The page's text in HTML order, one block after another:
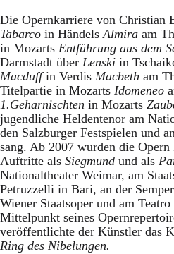
Die Opernkarriere von Christian
Tabarco in HändelsAlmira am
in Mozarts Entführung aus dem
Darmstadt über Lenski in
Macduffin Verdis Macbeth am
Titelpartie in Mozarts Idomeneo
1.Geharnischten in Mozarts
jugendliche Heldentenor am
den Salzburger Festspielen und
sang. Ab 2007 wurden die
Auftritte als Siegmund und als
Nationaltheater Weimar, am
Petruzzelli in Bari, an der
Wiener Staatsoper und am
Mittelpunkt seines
veröffentlichte der Künstler das
Ring des Nibelungen.